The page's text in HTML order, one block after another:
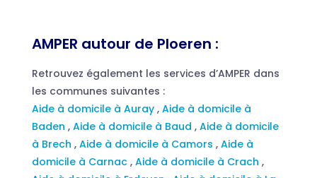
AMPER autour de Ploeren :
Retrouvez également les services d’AMPER dans
les communes suivantes :
Aide à domicile à Auray , Aide à domicile à
Baden , Aide à domicile à Baud , Aide à domicile
à Brech , Aide à domicile à Camors , Aide à
domicile à Carnac , Aide à domicile à Crach ,